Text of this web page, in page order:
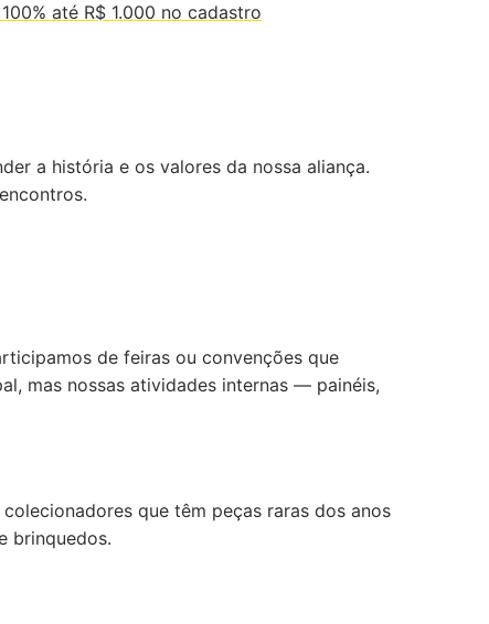
até R$ 1.000 no cadastro
a história e os valores da nossa aliança.
de feiras ou convenções que
mas nossas atividades internas — painéis,
que têm peças raras dos anos
brinquedos.